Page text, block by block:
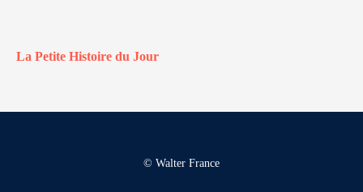
La Petite Histoire du Jour
© Walter France